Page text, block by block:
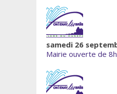
samedi 26
Mairie ouverte de